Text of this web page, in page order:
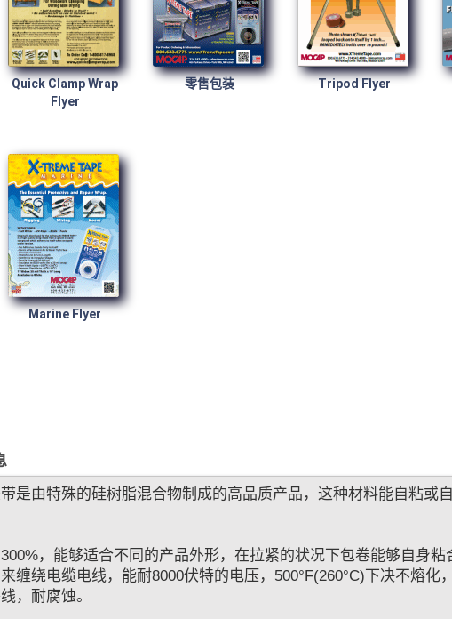
Quick Clamp Wrap
Flyer
零售包装 Tripod Flyer
Marine Flyer
是由特殊的硅树脂混合物制成的高品质产品，这种材料能自粘或
，能够适合不同的产品外形，在拉紧的状况下包卷能够自身
缠绕电缆电线，能耐8000伏特的电压，500°F(260°C)下决不熔化
，耐腐蚀。